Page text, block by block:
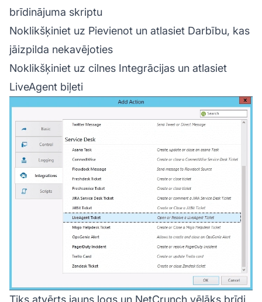
brīdinājuma skriptu
Noklikšķiniet uz Pievienot un atlasiet Darbību, kas
jāizpilda nekavējoties
Noklikšķiniet uz cilnes Integrācijas un atlasiet
LiveAgent biļeti
Tiks atvērts jauns logs un NetCrunch vēlāks brīdi